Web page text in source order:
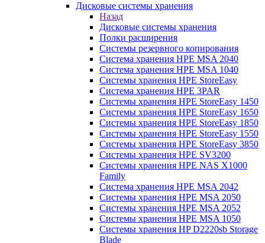
Дисковые системы хранения
Назад
Дисковые системы хранения
Полки расширения
Системы резервного копирования
Система хранения HPE MSA 2040
Система хранения HPE MSA 1040
Системы хранения HPE StoreEasy
Система хранения HPE 3PAR
Системы хранения HPE StoreEasy 1450
Системы хранения HPE StoreEasy 1650
Системы хранения HPE StoreEasy 1850
Системы хранения HPE StoreEasy 1550
Системы хранения HPE StoreEasy 3850
Системы хранения HPE SV3200
Системы хранения HPE NAS X1000
Family
Система хранения HPE MSA 2042
Системы хранения HPE MSA 2050
Системы хранения HPE MSA 2052
Системы хранения HPE MSA 1050
Системы хранения HP D2220sb Storage
Blade